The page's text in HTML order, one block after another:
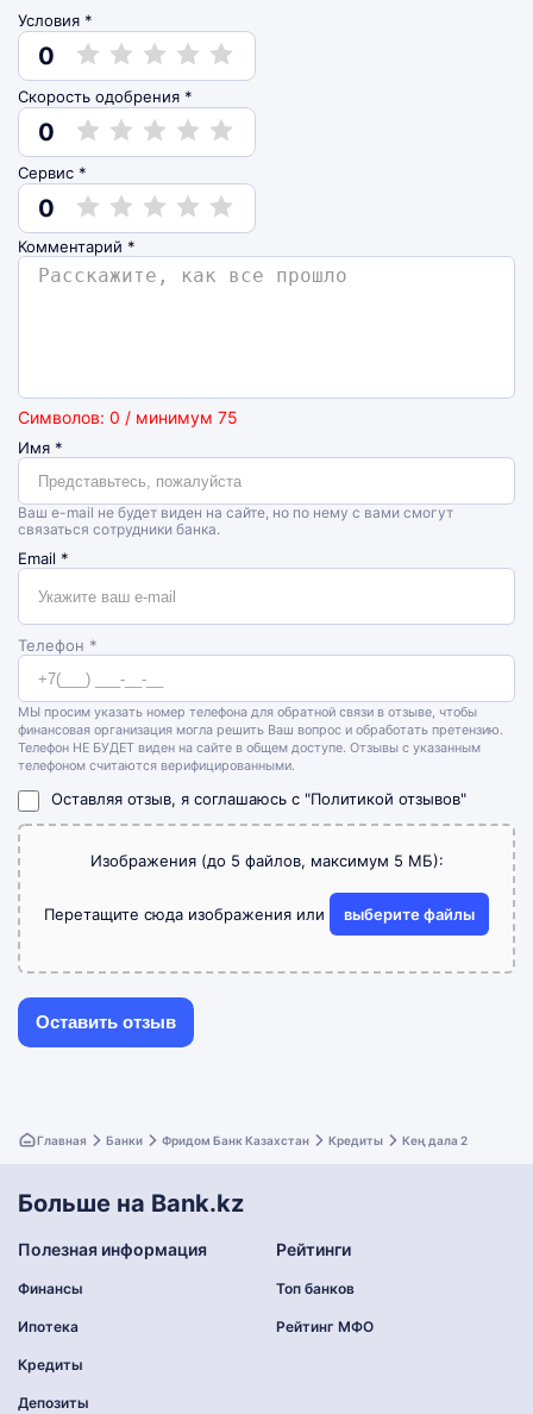
Условия *
0
Скорость одобрения *
0
Сервис *
0
Комментарий *
Символов: 0 / минимум 75
Имя *
Ваш e-mail не будет виден на сайте, но по нему с вами смогут
связаться сотрудники банка.
Email *
Телефон *
МЫ просим указать номер телефона для обратной связи в отзыве, чтобы
финансовая организация могла решить Ваш вопрос и обработать претензию.
Телефон НЕ БУДЕТ виден на сайте в общем доступе. Отзывы с указанным
телефоном считаются верифицированными.
Оставляя отзыв, я соглашаюсь с "Политикой отзывов"
Изображения (до 5 файлов, максимум 5 МБ):
Перетащите сюда изображения или выберите файлы
Главная Банки Фридом Банк Казахстан Кредиты Кең дала 2
Больше на Bank.kz
Полезная информация
Финансы
Ипотека
Кредиты
Депозиты
Рейтинги
Топ банков
Рейтинг МФО